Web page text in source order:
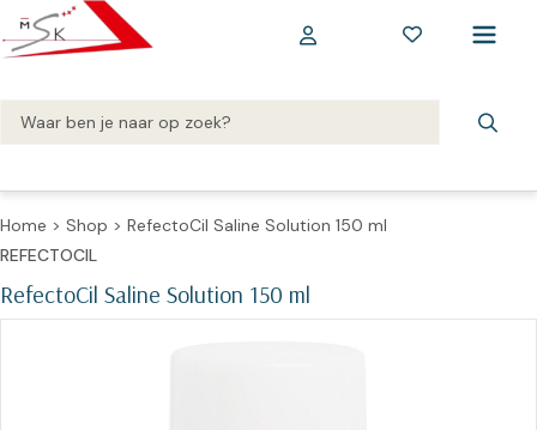
Home > Shop > RefectoCil Saline Solution 150 ml
RefectoCil Saline Solution 150 ml
REFECTOCIL